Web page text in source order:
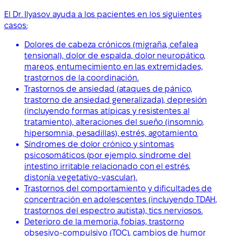
El Dr. Ilyasov ayuda a los pacientes en los siguientes
casos:
Dolores de cabeza crónicos (migraña, cefalea
tensional), dolor de espalda, dolor neuropático,
mareos, entumecimiento en las extremidades,
trastornos de la coordinación.
Trastornos de ansiedad (ataques de pánico,
trastorno de ansiedad generalizada), depresión
(incluyendo formas atípicas y resistentes al
tratamiento), alteraciones del sueño (insomnio,
hipersomnia, pesadillas), estrés, agotamiento.
Síndromes de dolor crónico y síntomas
psicosomáticos (por ejemplo, síndrome del
intestino irritable relacionado con el estrés,
distonía vegetativo-vascular).
Trastornos del comportamiento y dificultades de
concentración en adolescentes (incluyendo TDAH,
trastornos del espectro autista), tics nerviosos.
Deterioro de la memoria, fobias, trastorno
obsesivo-compulsivo (TOC), cambios de humor